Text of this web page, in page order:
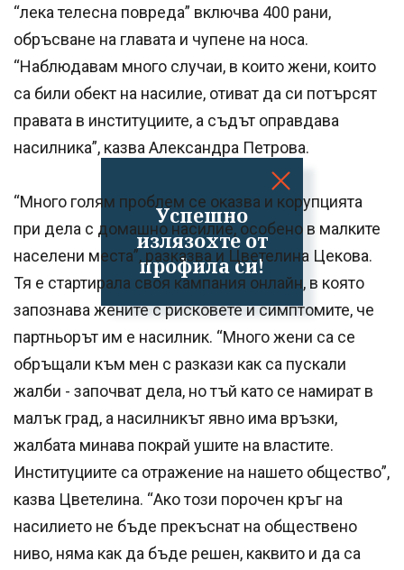
Успешно
излязохте от
профила си!
“лека телесна повреда” включва 400 рани,
обръсване на главата и чупене на носа.
“Наблюдавам много случаи, в които жени, които
са били обект на насилие, отиват да си потърсят
правата в институциите, а съдът оправдава
насилника”, казва Александра Петрова.
“Много голям проблем се оказва и корупцията
при дела с домашно насилие, особено в малките
населени места”, разказва и Цветелина Цекова.
Тя е стартирала своя кампания онлайн, в която
запознава жените с рисковете и симптомите, че
партньорът им е насилник. “Много жени са се
обръщали към мен с разкази как са пускали
жалби - започват дела, но тъй като се намират в
малък град, а насилникът явно има връзки,
жалбата минава покрай ушите на властите.
Институциите са отражение на нашето общество”,
казва Цветелина. “Ако този порочен кръг на
насилието не бъде прекъснат на обществено
ниво, няма как да бъде решен, каквито и да са